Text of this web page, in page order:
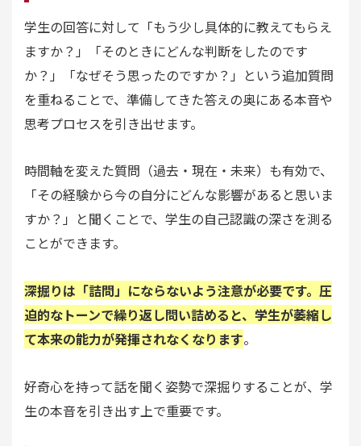
学生の回答に対して「もう少し具体的に教えてもらえ
ますか？」「そのときにどんな判断をしたのです
か？」「なぜそう思ったのですか？」という追加質問
を重ねることで、準備してきた答えの奥にある本音や
思考プロセスを引き出せます。
時間軸を変えた質問（過去・現在・未来）も有効で、
「その経験から今の自分にどんな影響があると思いま
すか？」と聞くことで、学生の自己認識の深さを測る
ことができます。
深掘りは「詰問」にならないよう注意が必要です。圧
迫的なトーンで繰り返し問い詰めると、学生が萎縮し
て本来の能力が発揮されなくなります。
好奇心を持って話を聞く姿勢で深掘りすることが、学
生の本音を引き出す上で重要です。